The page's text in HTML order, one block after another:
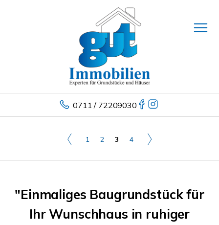
0711 / 72209030
1 2 3 4
"Einmaliges Baugrundstück für
Ihr Wunschhaus in ruhiger